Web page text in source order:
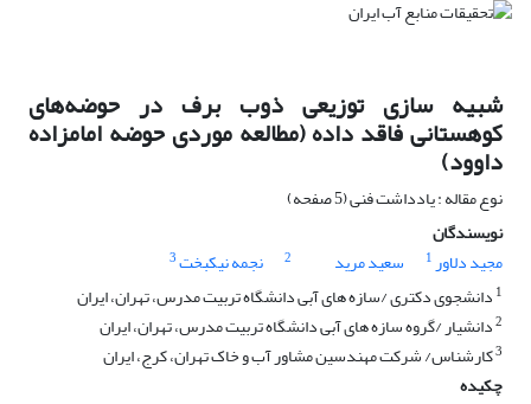
شبیه سازی توزیعی ذوب برف در حوضه‌های
کوهستانی فاقد داده (مطالعه موردی حوضه امامزاده
داوود)
نوع مقاله : یادداشت فنی (5 صفحه)
نویسندگان
مجید دلاور1 سعید مرید 2 نجمه نیکبخت3
1 دانشجوی دکتری /سازه های آبی دانشگاه تربیت مدرس، تهران، ایران
2دانشیار /گروه سازه های آبی دانشگاه تربیت مدرس، تهران، ایران
3کارشناس/ شرکت مهندسین مشاور آب و خاک تهران، کرج، ایران
چکیده